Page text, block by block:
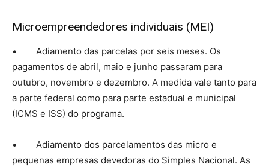
Microempreendedores individuais (MEI)
• Adiamento das parcelas por seis meses. Os
pagamentos de abril, maio e junho passaram para
outubro, novembro e dezembro. A medida vale tanto para
a parte federal como para parte estadual e municipal
(ICMS e ISS) do programa.
• Adiamento dos parcelamentos das micro e
pequenas empresas devedoras do Simples Nacional. As